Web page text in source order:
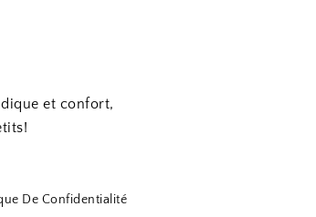
et confort,
De Confidentialité